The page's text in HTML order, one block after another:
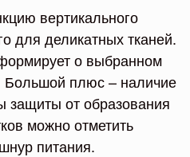
вертикального
для деликатных тканей.
о выбранном
Большой плюс – наличие
защиты от образования
можно отметить
питания.